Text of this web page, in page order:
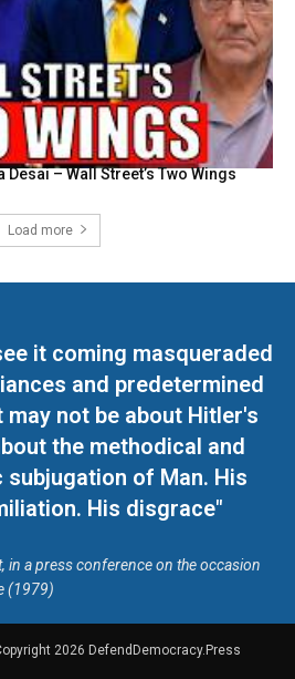
– Wall Street’s Two Wings
Load more
it coming masqueraded
and predetermined
not be about Hitler's
the methodical and
of Man. His
His disgrace"
in a press conference on the occasion
(1979)
2026 DefendDemocracy.Press